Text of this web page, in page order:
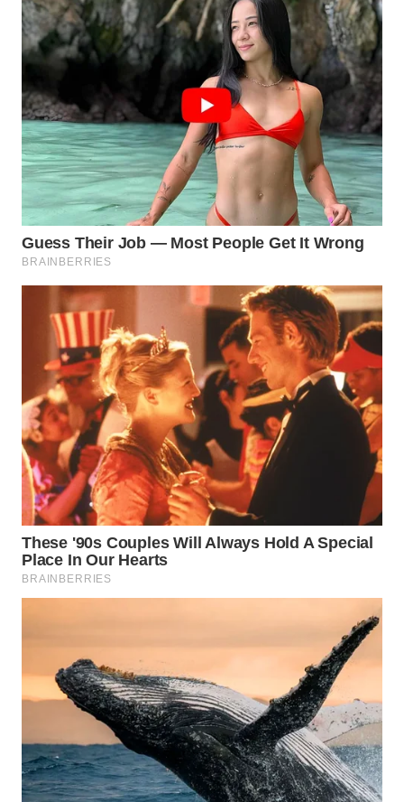
TAPANULI
TENGAH
SERDANG
WN
TEBING
TINGGI
WN
PAKPAK
WN
KARAWANG
WN
BEKASI
WN
BOGOR
WN
DEPOK
WN
TAPANULI
UTARA
SAMOSIR
LAWAS